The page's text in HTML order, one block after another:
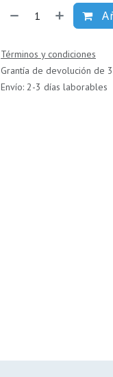
Términos y condiciones
Grantía de devolución de
Envío: 2-3 días laborables